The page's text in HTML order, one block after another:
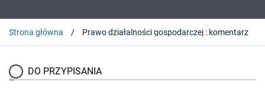
Strona główna Prawo działalności gospodarczej : komentarz
DO PRZYPISANIA